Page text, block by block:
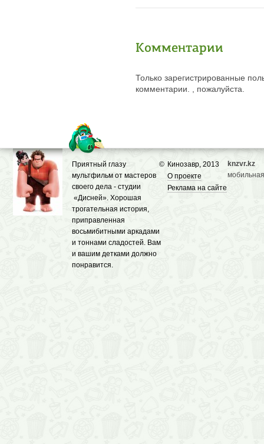
Комментарии
Только зарегистрированные
комментарии. , пожалуйста.
© Кинозавр, 2013
О проекте
Реклама на сайте
Приятный глазу
мультфильм от мастеров
своего дела - студии
«Дисней». Хорошая
трогательная история,
приправленная
восьмибитными аркадами
и тоннами сладостей. Вам
и вашим детками должно
понравится.
knzvr.kz